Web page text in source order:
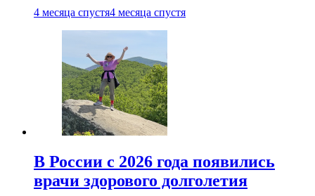
4 месяца спустя4 месяца спустя
В России с 2026 года появились
врачи здорового долголетия